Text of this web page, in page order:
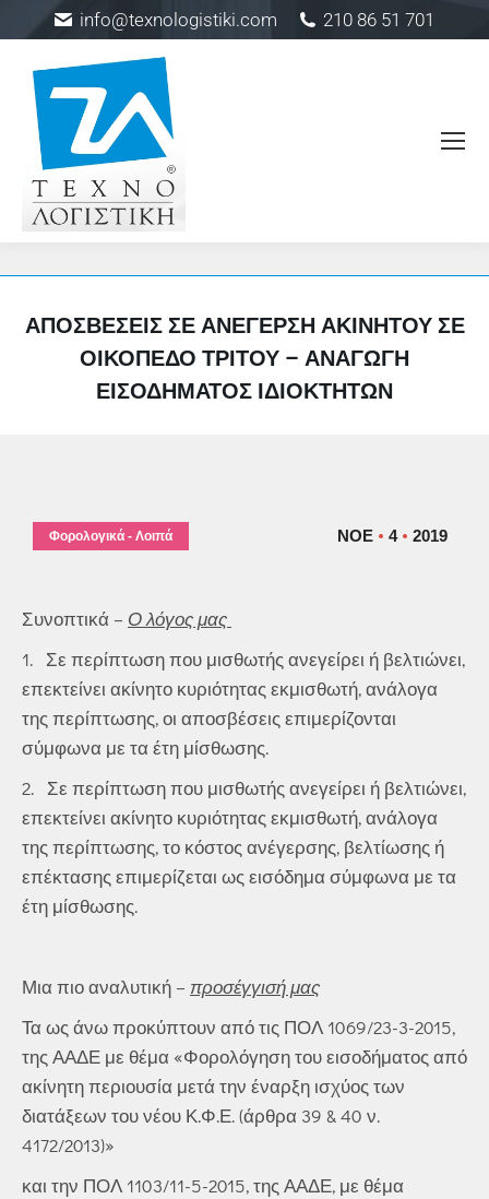
info@texnologistiki.com 210 86 51 701
ΑΠΟΣΒΈΣΕΙΣ ΣΕ ΑΝΈΓΕΡΣΗ ΑΚΙΝΉΤΟΥ ΣΕ
ΟΙΚΌΠΕΔΟ ΤΡΊΤΟΥ – ΑΝΑΓΩΓΉ
ΕΙΣΟΔΉΜΑΤΟΣ ΙΔΙΟΚΤΗΤΏΝ
ΝΟΈ 4 2019
Φορολογικά - Λοιπά
Συνοπτικά – Ο λόγος μας
1. Σε περίπτωση που μισθωτής ανεγείρει ή βελτιώνει,
επεκτείνει ακίνητο κυριότητας εκμισθωτή, ανάλογα
της περίπτωσης, οι αποσβέσεις επιμερίζονται
σύμφωνα με τα έτη μίσθωσης.
2. Σε περίπτωση που μισθωτής ανεγείρει ή βελτιώνει,
επεκτείνει ακίνητο κυριότητας εκμισθωτή, ανάλογα
της περίπτωσης, το κόστος ανέγερσης, βελτίωσης ή
επέκτασης επιμερίζεται ως εισόδημα σύμφωνα με τα
έτη μίσθωσης.
Μια πιο αναλυτική – προσέγγισή μας
Τα ως άνω προκύπτουν από τις ΠΟΛ 1069/23-3-2015,
της ΑΑΔΕ με θέμα «Φορολόγηση του εισοδήματος από
ακίνητη περιουσία μετά την έναρξη ισχύος των
διατάξεων του νέου Κ.Φ.Ε. (άρθρα 39 & 40 ν.
4172/2013)»
και την ΠΟΛ 1103/11-5-2015, της ΑΑΔΕ, με θέμα